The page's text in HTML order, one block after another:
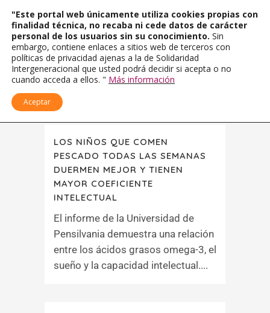
LOS NIÑOS QUE COMEN
PESCADO TODAS LAS SEMANAS
DUERMEN MEJOR Y TIENEN
MAYOR COEFICIENTE
INTELECTUAL
El informe de la Universidad de
Pensilvania demuestra una relación
entre los ácidos grasos omega-3, el
sueño y la capacidad intelectual....
"Este portal web únicamente utiliza cookies propias con
finalidad técnica, no recaba ni cede datos de carácter
personal de los usuarios sin su conocimiento. Sin
embargo, contiene enlaces a sitios web de terceros con
políticas de privacidad ajenas a la de Solidaridad
Intergeneracional que usted podrá decidir si acepta o no
cuando acceda a ellos. " Más información
Aceptar